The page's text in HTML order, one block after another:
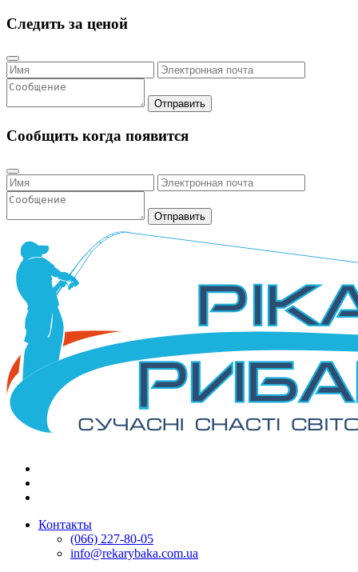
Следить за ценой
Отправить
Сообщить когда появится
Отправить
Контакты
(066) 227-80-05
info@rekarybaka.com.ua